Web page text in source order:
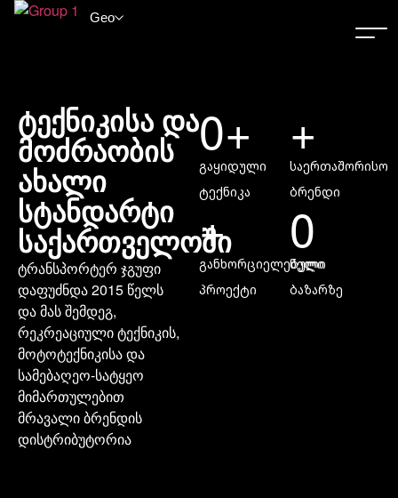
Geo
ტექნიკისა და
მოძრაობის
ახალი
სტანდარტი
საქართველოში
ტრანსპორტერ ჯგუფი
დაფუძნდა 2015 წელს
და მას შემდეგ,
რეკრეაციული ტექნიკის,
მოტოტექნიკისა და
სამებაღეო-სატყეო
მიმართულებით
მრავალი ბრენდის
დისტრიბუტორია
გაყიდული
ტექნიკა
0+
საერთაშორისო
ბრენდი
+
განხორციელებული
პროექტი
+
წელი
ბაზარზე
0